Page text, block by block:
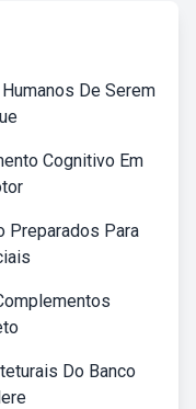
De Serem
Cognitivo Em
Preparados Para
Do Banco